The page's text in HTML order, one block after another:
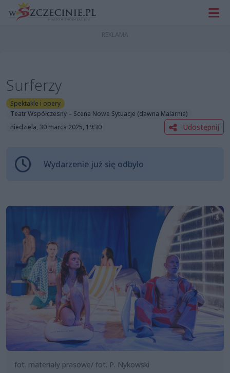
Surferzy
Spektakle i opery
Teatr Współczesny – Scena Nowe Sytuacje (dawna Malarnia)
niedziela, 30 marca 2025, 19:30
Udostępnij
Wydarzenie już się odbyło
fot. materiały prasowe/ fot. P. Nykowski